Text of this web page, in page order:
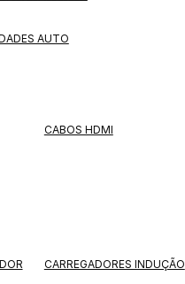
AUTO
CABOS HDMI
CARREGADORES INDUÇÃO